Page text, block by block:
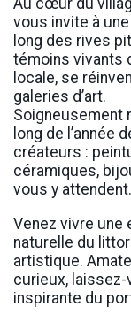
Au cœur du
vous invite à
long des rives
témoins vivants
locale, se
galeries d’art.
Soigneusement
long de l’année
créateurs :
céramiques,
vous y attendent.
Venez vivre une
naturelle du
artistique.
curieux, laissez-
inspirante du